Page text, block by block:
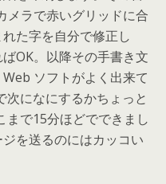
メラで赤いグリッドに合
た字を自分で修正し
OK。以降その手書き文
ソフトがよく出来て
次になにするかちょっと
まで15分ほどでできまし
を送るのにはカッコい